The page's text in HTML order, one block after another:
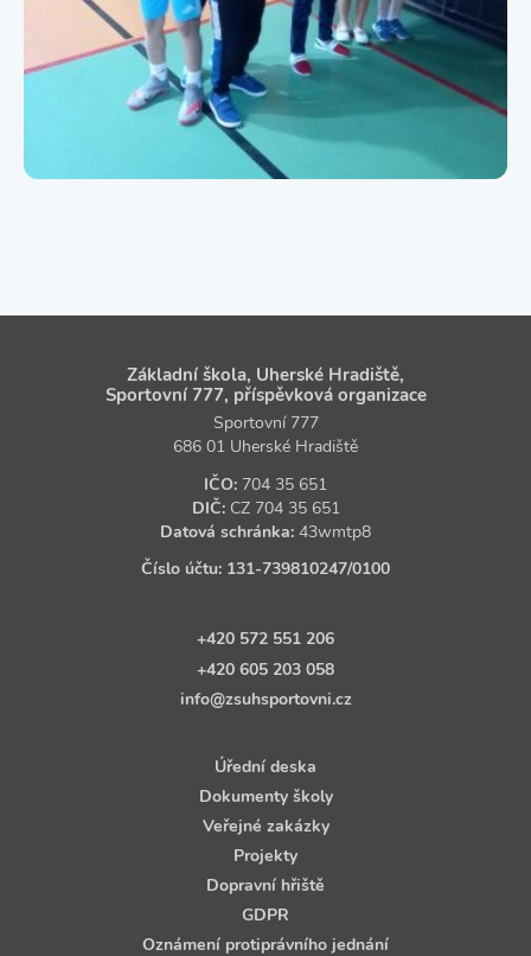
Základní škola, Uherské Hradiště,
Sportovní 777, příspěvková organizace
Sportovní 777
686 01 Uherské Hradiště
IČO: 704 35 651
DIČ: CZ 704 35 651
Datová schránka: 43wmtp8
Číslo účtu: 131‑739810247/0100
+420 572 551 206
+420 605 203 058
info@zsuhsportovni.cz
Úřední deska
Dokumenty školy
Veřejné zakázky
Projekty
Dopravní hřiště
GDPR
Oznámení protiprávního jednání